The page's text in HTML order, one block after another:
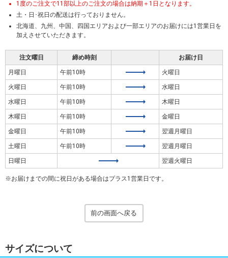
1度のご注文で11部以上のご注文の場合は納期＋1日となります。
土・日･祝日の配送は行っておりません。
北海道、九州、中国、四国エリアおよび一部エリアのお届けには1営業日を
加えさせていただきます。
注文曜日 締め時刻 お届け日
月曜日 午前10時 火曜日
火曜日 午前10時 水曜日
水曜日 午前10時 木曜日
木曜日 午前10時 金曜日
金曜日 午前10時 翌週月曜日
土曜日 午前10時 翌週月曜日
日曜日 翌週火曜日
お届けまでの間に祝日がある場合はプラス1営業日です。
前の画面へ戻る
サイズについて